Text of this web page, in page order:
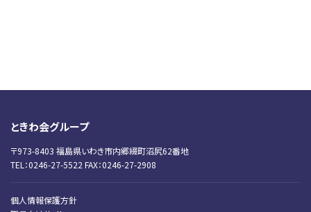
ときわ会グループ
〒973-8403 福島県いわき市内郷綴町沼尻62番地
TEL：0246-27-5522 FAX：0246-27-2908
個人情報保護方針